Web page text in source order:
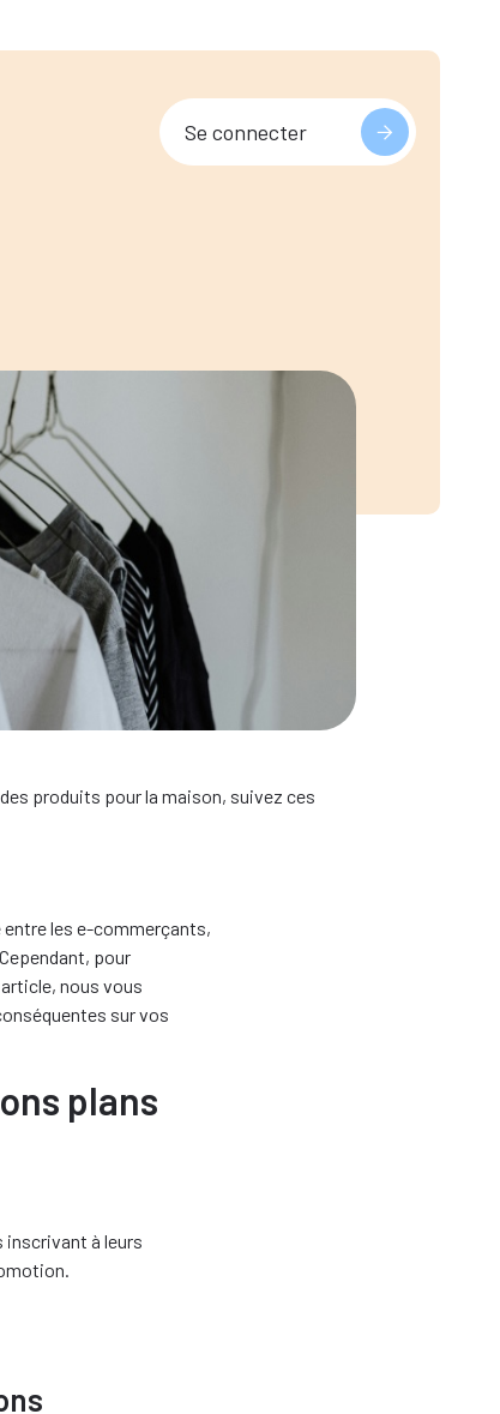
Se connecter
en ligne en
produits pour la maison, suivez ces
entre les e-commerçants,
pour
nous vous
sur vos
plans
inscrivant à leurs